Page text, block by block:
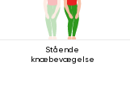
Stående
knæbevægelse